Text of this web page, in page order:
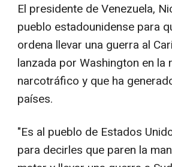
El presidente de Venezuela,
pueblo estadounidense para
ordena llevar una guerra al
lanzada por Washington en la
narcotráfico y que ha
países.
"Es al pueblo de Estados
para decirles que paren la